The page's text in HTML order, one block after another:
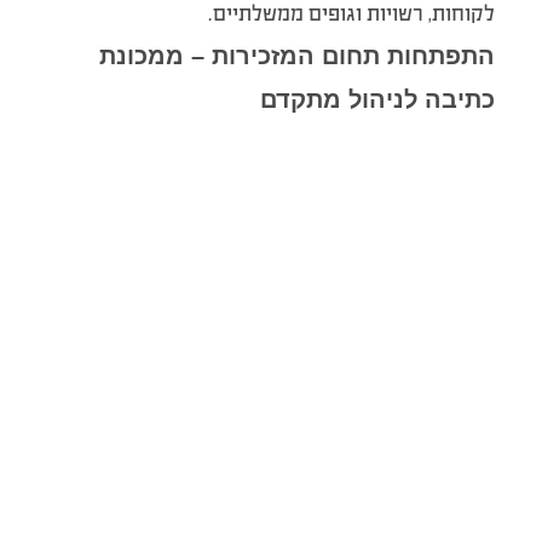
לקוחות, רשויות וגופים ממשלתיים.
התפתחות תחום המזכירות – ממכונת
כתיבה לניהול מתקדם